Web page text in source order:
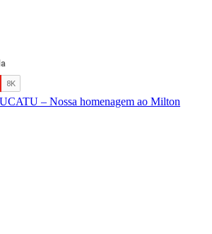
– Nossa homenagem ao Milton